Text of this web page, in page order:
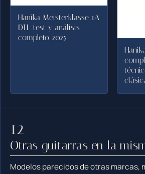
Hanika Meisterklasse 1A
DTL test y análisis
completo 2025
Otras guitarras en la
Modelos parecidos de otras marcas,